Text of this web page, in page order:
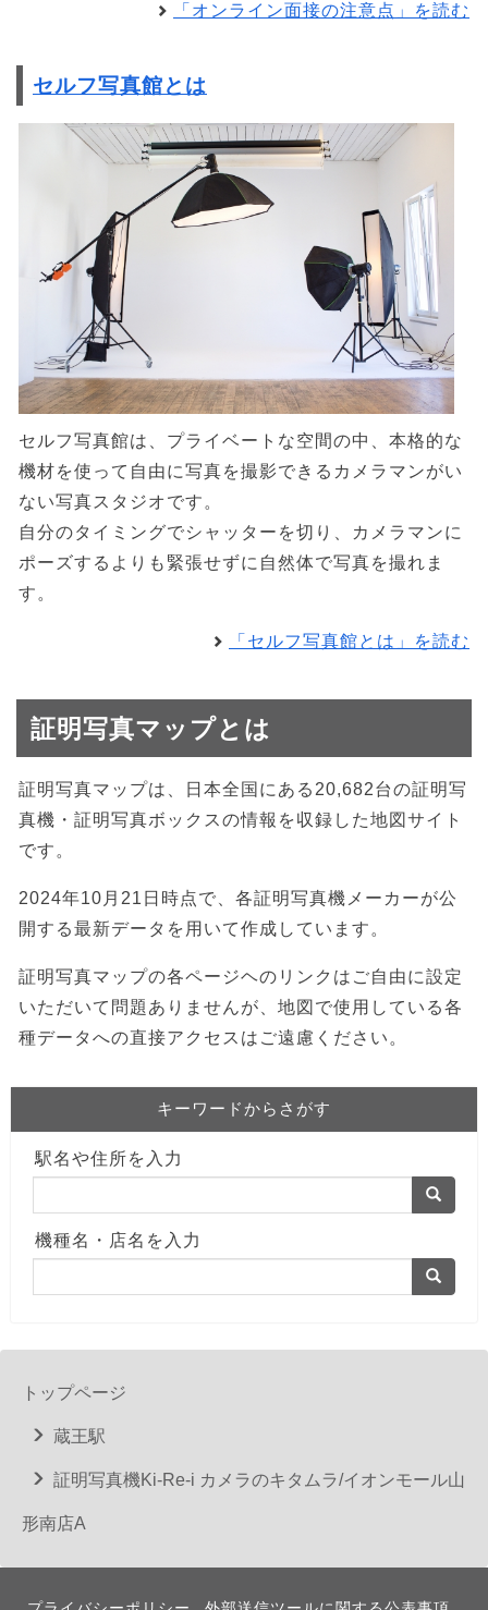
「オンライン面接の注意点」を読む
セルフ写真館とは
セルフ写真館は、プライベートな空間の中、本格的な
機材を使って自由に写真を撮影できるカメラマンがい
ない写真スタジオです。
自分のタイミングでシャッターを切り、カメラマンに
ポーズするよりも緊張せずに自然体で写真を撮れま
す。
「セルフ写真館とは」を読む
証明写真マップとは
証明写真マップは、日本全国にある20,682台の証明写
真機・証明写真ボックスの情報を収録した地図サイト
です。
2024年10月21日時点で、各証明写真機メーカーが公
開する最新データを用いて作成しています。
証明写真マップの各ページヘのリンクはご自由に設定
いただいて問題ありませんが、地図で使用している各
種データへの直接アクセスはご遠慮ください。
キーワードからさがす
駅名や住所を入力
機種名・店名を入力
トップページ
蔵王駅
証明写真機Ki-Re-i カメラのキタムラ/イオンモール山
形南店A